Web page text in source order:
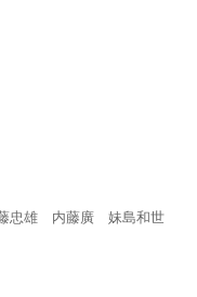
忠雄 内藤廣 妹島和世